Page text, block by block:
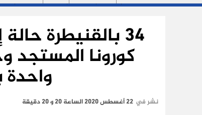
من نحن
سياسة الخصوصية
34 بالقنيطرة
كورونا المستجد
نشر في 22 أغسطس 2020 الساعة 20 و 20 دقيقة